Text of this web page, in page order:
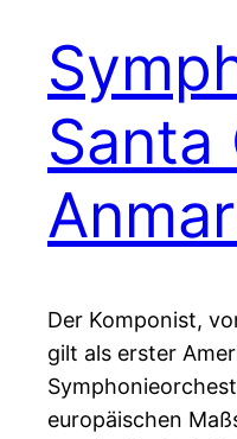
Santa
Der Komponist,
gilt als erster
europäischen